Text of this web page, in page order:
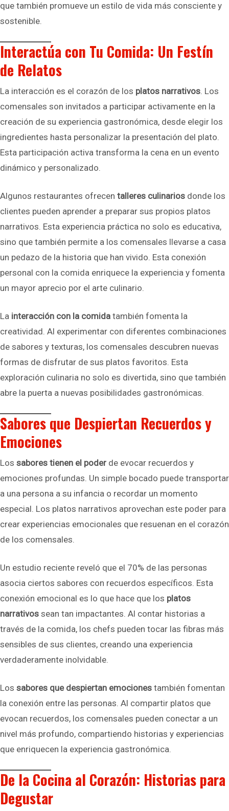
que también promueve un estilo de vida más consciente y
sostenible.
Interactúa con Tu Comida: Un Festín
de Relatos
La interacción es el corazón de los platos narrativos. Los
comensales son invitados a participar activamente en la
creación de su experiencia gastronómica, desde elegir los
ingredientes hasta personalizar la presentación del plato.
Esta participación activa transforma la cena en un evento
dinámico y personalizado.
Algunos restaurantes ofrecen talleres culinarios donde los
clientes pueden aprender a preparar sus propios platos
narrativos. Esta experiencia práctica no solo es educativa,
sino que también permite a los comensales llevarse a casa
un pedazo de la historia que han vivido. Esta conexión
personal con la comida enriquece la experiencia y fomenta
un mayor aprecio por el arte culinario.
La interacción con la comida también fomenta la
creatividad. Al experimentar con diferentes combinaciones
de sabores y texturas, los comensales descubren nuevas
formas de disfrutar de sus platos favoritos. Esta
exploración culinaria no solo es divertida, sino que también
abre la puerta a nuevas posibilidades gastronómicas.
Sabores que Despiertan Recuerdos y
Emociones
Los sabores tienen el poder de evocar recuerdos y
emociones profundas. Un simple bocado puede transportar
a una persona a su infancia o recordar un momento
especial. Los platos narrativos aprovechan este poder para
crear experiencias emocionales que resuenan en el corazón
de los comensales.
Un estudio reciente reveló que el 70% de las personas
asocia ciertos sabores con recuerdos específicos. Esta
conexión emocional es lo que hace que los platos
narrativos sean tan impactantes. Al contar historias a
través de la comida, los chefs pueden tocar las fibras más
sensibles de sus clientes, creando una experiencia
verdaderamente inolvidable.
Los sabores que despiertan emociones también fomentan
la conexión entre las personas. Al compartir platos que
evocan recuerdos, los comensales pueden conectar a un
nivel más profundo, compartiendo historias y experiencias
que enriquecen la experiencia gastronómica.
De la Cocina al Corazón: Historias para
Degustar